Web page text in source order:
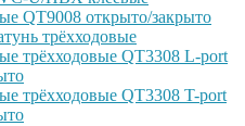
QT9008 открыто/закрыто
трёхходовые
трёхходовые QT3308 L-port
трёхходовые QT3308 T-port